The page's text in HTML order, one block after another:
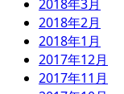
2018年3月
2018年2月
2018年1月
2017年12月
2017年11月